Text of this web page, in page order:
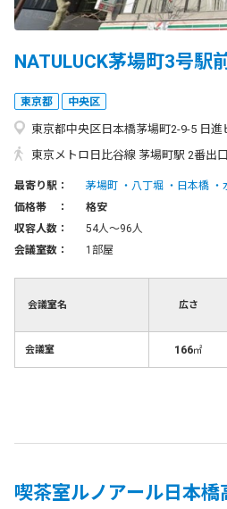
NATULUCK茅場町3号駅
東京都 中央区
東京都中央区日本橋茅場町2-9-5 日進
東京メトロ日比谷線 茅場町駅 2番出
最寄り駅： 茅場町 八丁堀 日本橋
価格帯 ：
格安
収容人数：
54人〜96人
会議室数：
1部屋
会議室名 広さ
会議室 166㎡
喫茶室ルノアール日本橋